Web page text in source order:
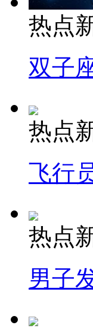
热点
双子
热点
飞行
热点
男子